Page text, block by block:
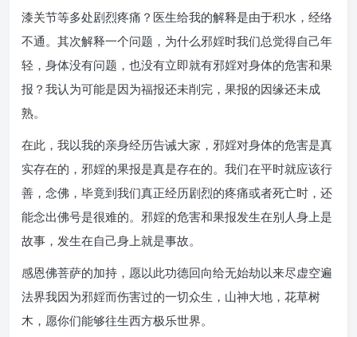
漆关节等多处剧烈疼痛？医生给我的解释是由于积水，经络
不通。其次解释一个问题，为什么邪婬时我们总觉得自己年
轻，身体没有问题，也没有立即就有邪婬对身体的危害和果
报？我认为可能是因为福报还未削完，果报的因缘还未成
熟。
在此，我以我的亲身经历告诫大家，邪婬对身体的危害是真
实存在的，邪婬的果报是真是存在的。我们在平时就应该行
善，念佛，毕竟到我们真正经历剧烈的疼痛或者死亡时，还
能念出佛号是很难的。邪婬的危害和果报发生在别人身上是
故事，发生在自己身上就是事故。
感恩佛菩萨的加持，愿以此功德回向给无始劫以来尽虚空遍
法界我因为邪婬而伤害过的一切众生，山神大地，花草树
木，愿你们能够往生西方极乐世界。